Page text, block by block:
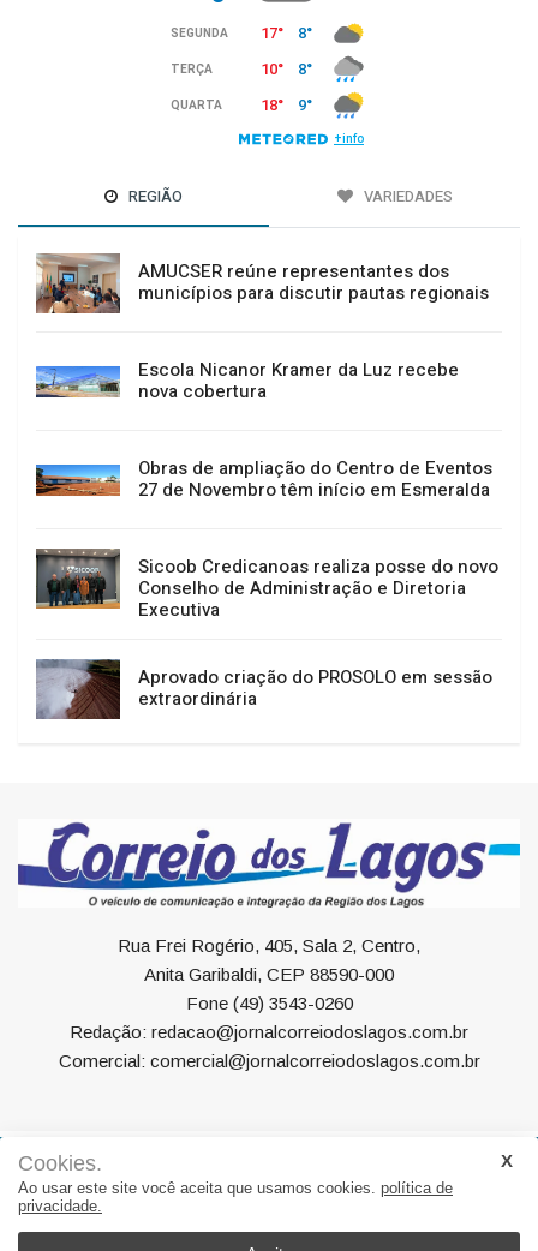
REGIÃO VARIEDADES
AMUCSER reúne representantes dos
municípios para discutir pautas regionais
Escola Nicanor Kramer da Luz recebe
nova cobertura
Obras de ampliação do Centro de Eventos
27 de Novembro têm início em Esmeralda
Sicoob Credicanoas realiza posse do novo
Conselho de Administração e Diretoria
Executiva
Aprovado criação do PROSOLO em sessão
extraordinária
Rua Frei Rogério, 405, Sala 2, Centro,
Anita Garibaldi, CEP 88590-000
Fone (49) 3543-0260
Redação: redacao@jornalcorreiodoslagos.com.br
Comercial: comercial@jornalcorreiodoslagos.com.br
Geral Política Economia Saúde
Variedades
Eventos
Cookies.
Ao usar este site você aceita que usamos cookies. política de
privacidade.